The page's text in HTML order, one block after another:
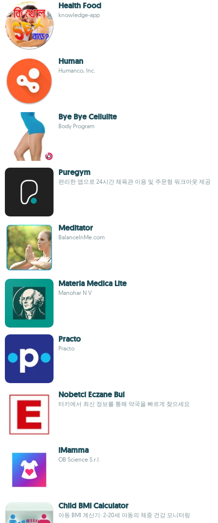
Health Food
knowledge-app
Human
Humanco, Inc.
Bye Bye Cellulite
Body Program
Puregym
편리한 앱으로 24시간 체육관 이용 및 주문형 워크아웃 제공
Meditator
BalanceInMe.com
Materia Medica Lite
Manohar N V
Practo
Practo
Nobetci Eczane Bul
터키에서 최신 정보를 통해 약국을 빠르게 찾으세요
iMamma
OB Science S.r.l.
Child BMI Calculator
아동 BMI 계산기: 2-20세 아동의 체중 건강 모니터링